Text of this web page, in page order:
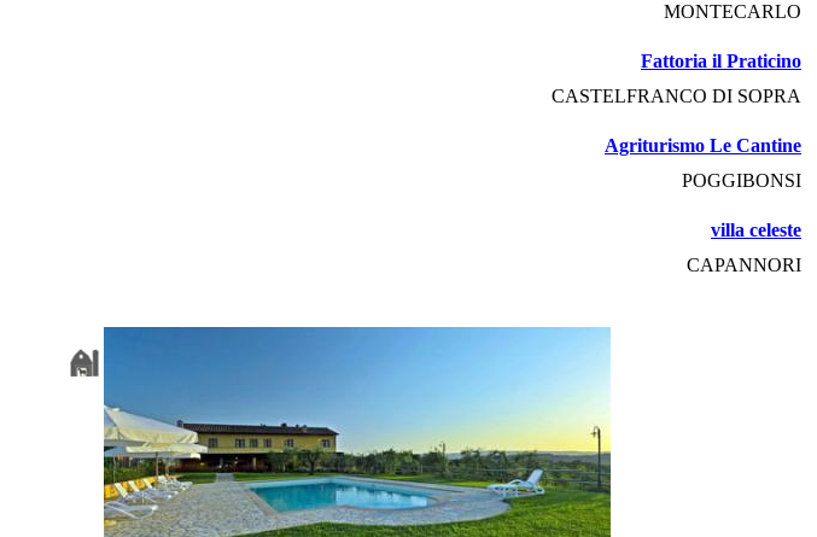
MONTECARLO
Fattoria il Praticino
CASTELFRANCO DI SOPRA
Agriturismo Le Cantine
POGGIBONSI
villa celeste
CAPANNORI